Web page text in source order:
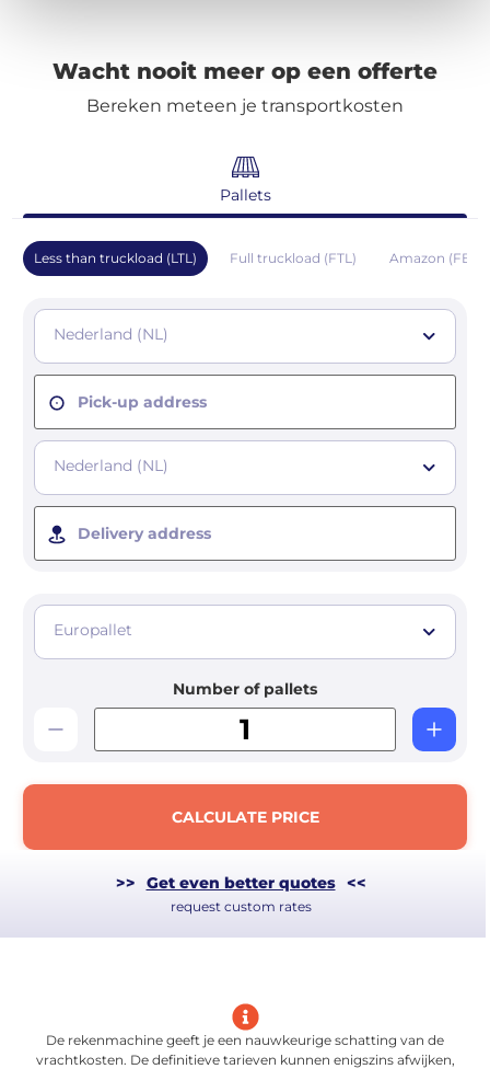
Wacht nooit meer op een offerte
Bereken meteen je transportkosten
Pallets
Less than truckload (LTL) Full truckload (FTL) Amazon (FBA)
Nederland (NL)
Pick-up address
Nederland (NL)
Delivery address
Europallet
Number of pallets
CALCULATE PRICE
>> Get even better quotes <<
request custom rates
De rekenmachine geeft je een nauwkeurige schatting van de
vrachtkosten. De definitieve tarieven kunnen enigszins afwijken,